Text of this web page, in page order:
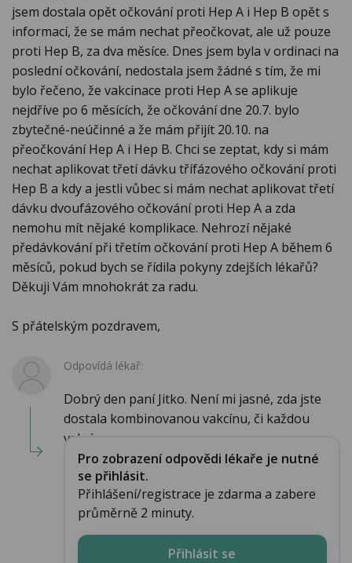
jsem dostala opět očkování proti Hep A i Hep B opět s
informací, že se mám nechat přeočkovat, ale už pouze
proti Hep B, za dva měsíce. Dnes jsem byla v ordinaci na
poslední očkování, nedostala jsem žádné s tím, že mi
bylo řečeno, že vakcinace proti Hep A se aplikuje
nejdříve po 6 měsících, že očkování dne 20.7. bylo
zbytečné-neúčinné a že mám přijít 20.10. na
přeočkování Hep A i Hep B. Chci se zeptat, kdy si mám
nechat aplikovat třetí dávku třífázového očkování proti
Hep B a kdy a jestli vůbec si mám nechat aplikovat třetí
dávku dvoufázového očkování proti Hep A a zda
nemohu mít nějaké komplikace. Nehrozí nějaké
předávkování při třetím očkování proti Hep A během 6
měsíců, pokud bych se řídila pokyny zdejších lékařů?
Děkuji Vám mnohokrát za radu.
S přátelským pozdravem,
Odpovídá lékař:
Dobrý den paní Jitko. Není mi jasné, zda jste
dostala kombinovanou vakcínu, či každou
vakcín...
Pro zobrazení odpovědi lékaře je nutné
se přihlásit.
Přihlášení/registrace je zdarma a zabere
průměrně 2 minuty.
Přihlásit se